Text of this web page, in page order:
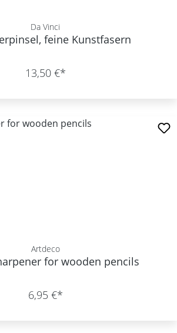
Da Vinci
feine Kunstfasern
13,50 €*
Artdeco
for wooden pencils
6,95 €*